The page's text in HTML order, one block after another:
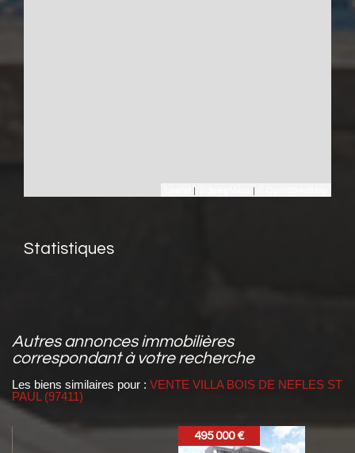
| |
Statistiques
autres annonces immobilières
correspondant à votre recherche
Les biens similaires pour : VENTE VILLA BOIS DE NEFLES ST
PAUL (97411)